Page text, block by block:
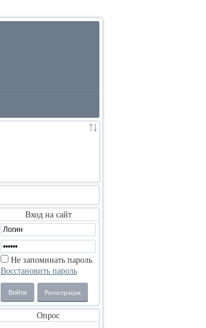
Вход на сайт
Не запоминать пароль
Восстановить пароль
Войти Регистрация
Опрос